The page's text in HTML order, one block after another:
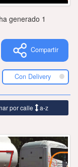
Publicidad
Tiendacores
Contactenos
ha generado 1
Compartir
Con Delivery
por calle a-z